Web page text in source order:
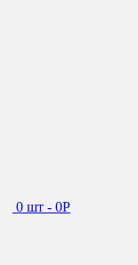
0 шт - 0Р